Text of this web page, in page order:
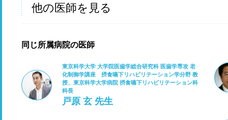
他の医師を見る
同じ所属病院の医師
東京科学大学 大学院医歯学総合研究科 医歯学専攻 老
化制御学講座 摂食嚥下リハビリテーション学分野 教
授、東京科学大学病院 摂食嚥下リハビリテーション科
科長
戸原 玄 先生